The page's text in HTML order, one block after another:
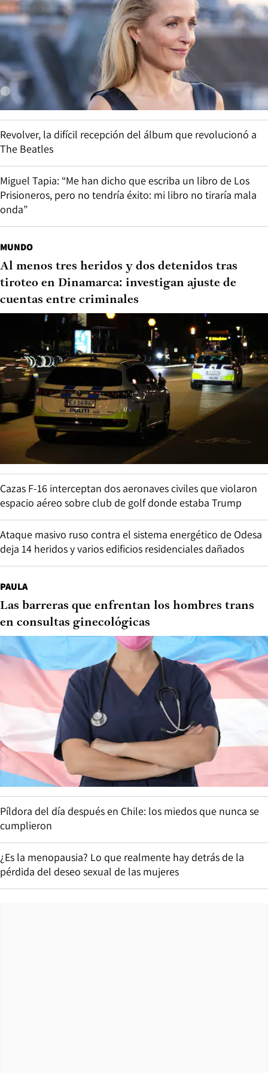
Revolver, la difícil recepción del álbum que revolucionó a
The Beatles
Miguel Tapia: “Me han dicho que escriba un libro de Los
Prisioneros, pero no tendría éxito: mi libro no tiraría mala
onda”
MUNDO
Al menos tres heridos y dos detenidos tras
tiroteo en Dinamarca: investigan ajuste de
cuentas entre criminales
Cazas F-16 interceptan dos aeronaves civiles que violaron
espacio aéreo sobre club de golf donde estaba Trump
Ataque masivo ruso contra el sistema energético de Odesa
deja 14 heridos y varios edificios residenciales dañados
PAULA
Las barreras que enfrentan los hombres trans
en consultas ginecológicas
Píldora del día después en Chile: los miedos que nunca se
cumplieron
¿Es la menopausia? Lo que realmente hay detrás de la
pérdida del deseo sexual de las mujeres